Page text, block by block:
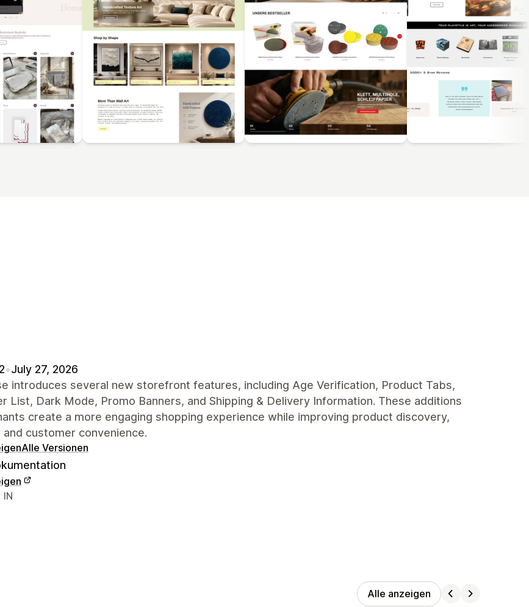
•July 27, 2026
introduces several new storefront features, including Age Verification, Product Tabs,
List, Dark Mode, Promo Banners, and Shipping & Delivery Information. These additions
create a more engaging shopping experience while improving product discovery,
and customer convenience.
Alle Versionen
IN
Alle anzeigen